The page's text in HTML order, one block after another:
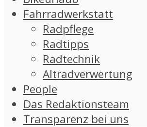
Fahrradwerkstatt
Radpflege
Radtipps
Radtechnik
Altradverwertung
People
Das Redaktionsteam
Transparenz bei uns